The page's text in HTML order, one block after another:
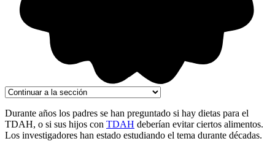
Durante años los padres se han preguntado si hay dietas para el
TDAH, o si sus hijos con TDAH deberían evitar ciertos alimentos.
Los investigadores han estado estudiando el tema durante décadas.